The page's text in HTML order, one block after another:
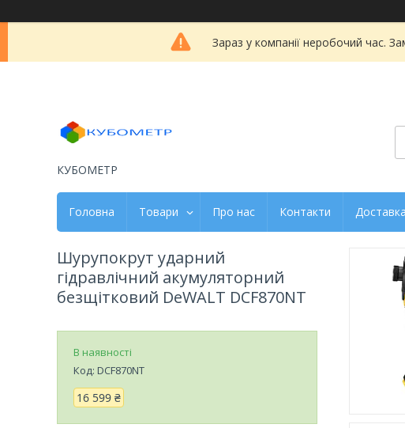
Зараз у компанії неробочий час.
КУБОМЕТР
Головна Товари Про нас Контакти
Шурупокрут ударний
гідравлічний акумуляторний
безщітковий DeWALT DCF870NT
В наявності
Код: DCF870NT
16 599 ₴